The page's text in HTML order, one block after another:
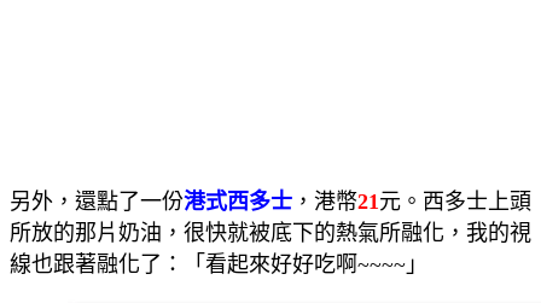
另外，還點了一份港式西多士 ，港幣21元。西多士上頭
所放的那片奶油，很快就被底下的熱氣所融化，我的視
線也跟著融化了：「看起來好好吃啊~~~~」